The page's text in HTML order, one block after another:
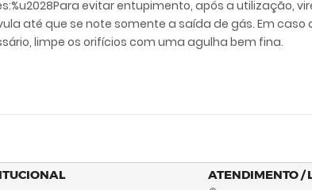
evitar entupimento, após a utilização,
até que se note somente a saída de gás. Em
limpe os orifícios com uma agulha bem fina.
ATENDIMENTO /